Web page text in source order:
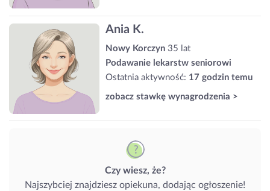
Ania K.
Nowy Korczyn 35 lat
Podawanie lekarstw seniorowi
Ostatnia aktywność: 17 godzin temu
zobacz stawkę wynagrodzenia >
Czy wiesz, że?
Najszybciej znajdziesz opiekuna, dodając ogłoszenie!